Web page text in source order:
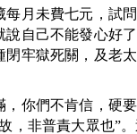
月未費七元，試問
說自己不能發心好
閉牢獄死關，及老
你們不肯信，硬
，非普責大眾也”